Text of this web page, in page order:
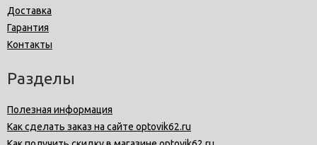
Доставка
Гарантия
Контакты
Разделы
Полезная информация
Как сделать заказ на сайте optovik62.ru